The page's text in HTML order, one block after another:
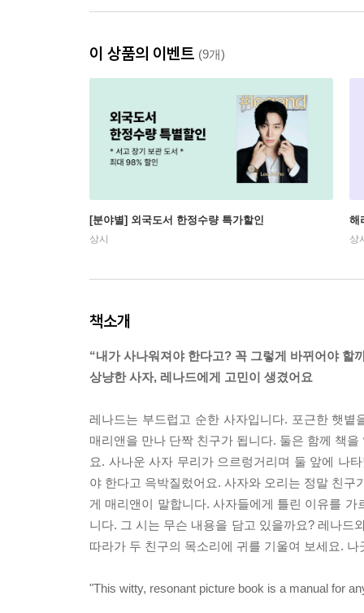
이 상품의 이벤트 (9개)
[분야별] 외국도서 한정수량 특가할인
상시
해
상
책소개
“내가 사나워져야 한다고? 꼭 그렇게 바뀌어야 할
상냥한 사자, 레나드에게 고민이 생겼어요
레나드는 부드럽고 순한 사자입니다. 포근한 햇
매리앤을 만나 단짝 친구가 됩니다. 둘은 함께 책
요. 사나운 사자 무리가 으르렁거리며 둘 앞에 나
야 한다고 윽박질렀어요. 사자와 오리는 정말 친
게 매리앤이 말합니다. 사자들에게 틀린 이유를
니다. 그 시는 무슨 내용을 담고 있을까요? 레나드
따라가 두 친구의 목소리에 귀를 기울여 보세요.
"This witty, resonant picture book is a manual for